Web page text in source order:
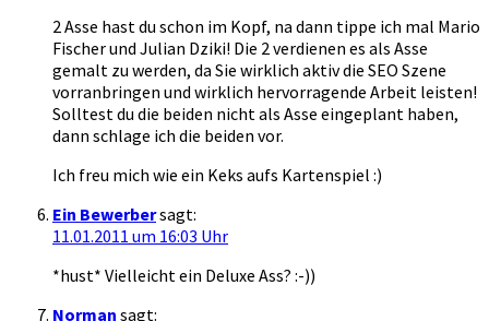
2 Asse hast du schon im Kopf, na dann tippe ich mal Mario
Fischer und Julian Dziki! Die 2 verdienen es als Asse
gemalt zu werden, da Sie wirklich aktiv die SEO Szene
vorranbringen und wirklich hervorragende Arbeit leisten!
Solltest du die beiden nicht als Asse eingeplant haben,
dann schlage ich die beiden vor.
Ich freu mich wie ein Keks aufs Kartenspiel :)
Ein Bewerbersagt:
11.01.2011 um 16:03 Uhr
*hust* Vielleicht ein Deluxe Ass? :-))
Norman sagt: